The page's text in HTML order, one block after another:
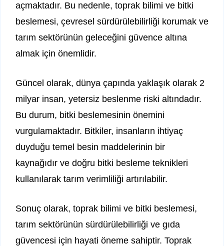
açmaktadır. Bu nedenle, toprak bilimi ve bitki
beslemesi, çevresel sürdürülebilirliği korumak ve
tarım sektörünün geleceğini güvence altına
almak için önemlidir.
Güncel olarak, dünya çapında yaklaşık olarak 2
milyar insan, yetersiz beslenme riski altındadır.
Bu durum, bitki beslemesinin önemini
vurgulamaktadır. Bitkiler, insanların ihtiyaç
duyduğu temel besin maddelerinin bir
kaynağıdır ve doğru bitki besleme teknikleri
kullanılarak tarım verimliliği artırılabilir.
Sonuç olarak, toprak bilimi ve bitki beslemesi,
tarım sektörünün sürdürülebilirliği ve gıda
güvencesi için hayati öneme sahiptir. Toprak